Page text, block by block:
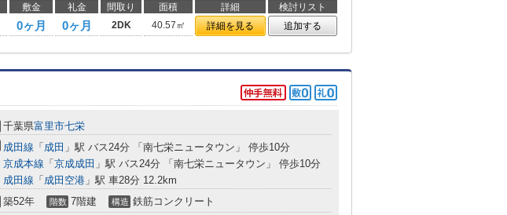
敷金 礼金 間取り 面積 詳細
検討リスト
0ヶ月 0ヶ月 2DK 40.57㎡ 詳細を見る 追加する
千葉県富里市七栄
成田線 「 成田 」駅 バス24分 「南七栄ニュータウン」 停歩10分
京成本線 「 京成成田 」駅 バス24分 「南七栄ニュータウン」 停歩10分
成田線 「 成田空港 」駅 車28分 12.2km
築52年 階数 7階建 構造 鉄筋コンクリート